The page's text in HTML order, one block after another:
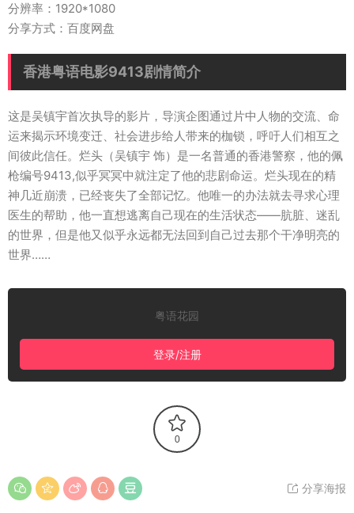
分辨率：1920*1080
分享方式：百度网盘
香港粤语电影9413剧情简介
这是吴镇宇首次执导的影片，导演企图通过片中人物的交流、命
运来揭示环境变迁、社会进步给人带来的枷锁，呼吁人们相互之
间彼此信任。烂头（吴镇宇 饰）是一名普通的香港警察，他的佩
枪编号9413,似乎冥冥中就注定了他的悲剧命运。烂头现在的精
神几近崩溃，已经丧失了全部记忆。他唯一的办法就去寻求心理
医生的帮助，他一直想逃离自己现在的生活状态——肮脏、迷乱
的世界，但是他又似乎永远都无法回到自己过去那个干净明亮的
世界……
粤语花园
登录/注册
0
分享海报